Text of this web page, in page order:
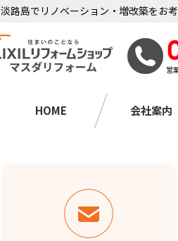
淡路島でリノベーション・増改築をお
営
HOME 会社案内